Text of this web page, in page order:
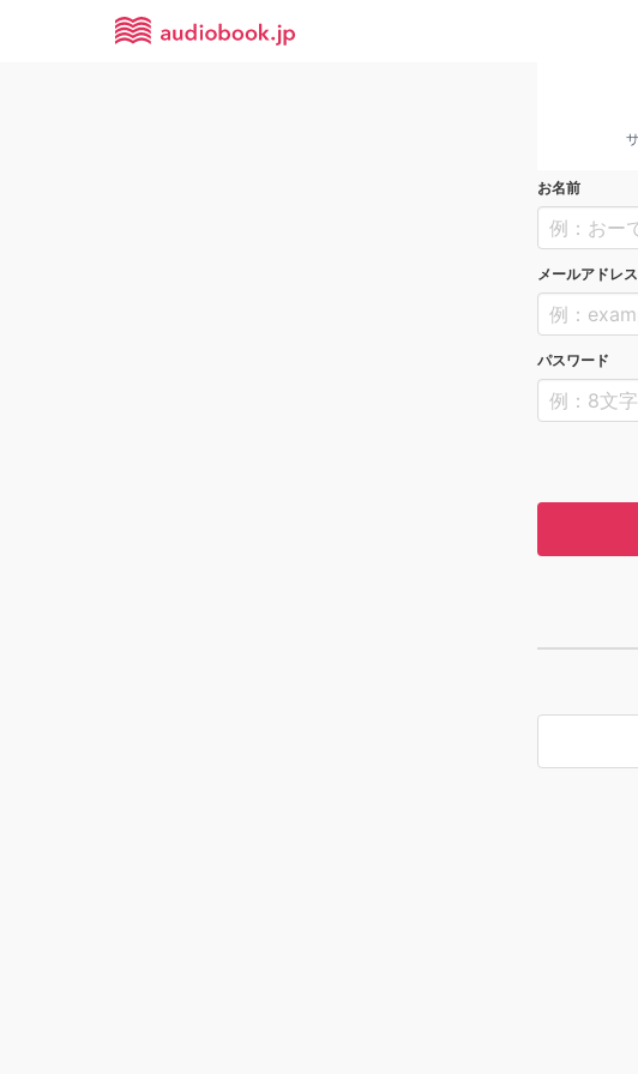
お名前
メールアドレス
パスワード